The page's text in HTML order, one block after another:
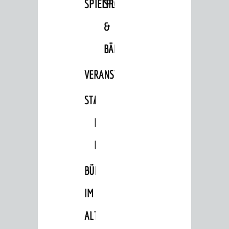
SPIELPLÄTZE
SPORTSTÄTTEN
&
BÄDER
VERANSTALTUNGSRÄUME
STADTHALLE
ROLF-
ENGELBRECHT-
HAUS
BÜRGERSAAL
IM
ALTEN